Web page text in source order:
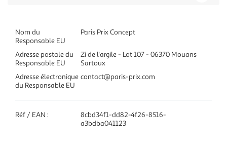
Nom du
Responsable EU
Paris Prix Concept
Adresse postale du
Responsable EU
Zi de l'argile - Lot 107 - 06370 Mouans
Sartoux
Adresse électronique
du Responsable EU
contact@paris-prix.com
Réf / EAN :
8cbd34f1-dd82-4f26-8516-
a3bdba041123